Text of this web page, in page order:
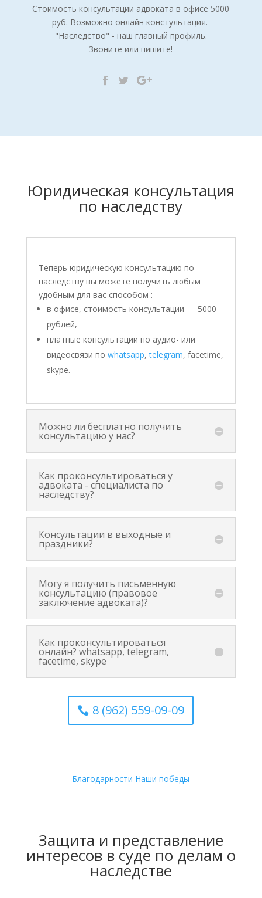
Стоимость консультации адвоката в офисе 5000
руб. Возможно онлайн констультация.
"Наследство" - наш главный профиль.
Звоните или пишите!
Юридическая консультация
по наследству
Теперь юридическую консультацию по
наследству вы можете получить любым
удобным для вас способом :
в офисе, стоимость консультации — 5000
рублей,
платные консультации по аудио- или
видеосвязи по whatsapp, telegram, facetime,
skype.
Можно ли бесплатно получить
консультацию у нас?
Как проконсультироваться у
адвоката - специалиста по
наследству?
Консультации в выходные и
праздники?
Могу я получить письменную
консультацию (правовое
заключение адвоката)?
Как проконсультироваться
онлайн? whatsapp, telegram,
facetime, skype
8 (962) 559-09-09
Благодарности Наши победы
Защита и представление
интересов в суде по делам о
наследстве